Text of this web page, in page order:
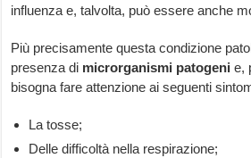
influenza e, talvolta, può essere anche
Più precisamente questa condizione
presenza di microrganismi patogeni e,
bisogna fare attenzione ai seguenti
La tosse;
Delle difficoltà nella respirazione;